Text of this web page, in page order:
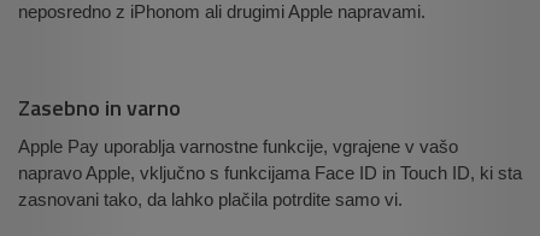
neposredno z iPhonom ali drugimi Apple napravami.
Zasebno in varno
Apple Pay uporablja varnostne funkcije, vgrajene v vašo
napravo Apple, vključno s funkcijama Face ID in Touch ID, ki sta
zasnovani tako, da lahko plačila potrdite samo vi.